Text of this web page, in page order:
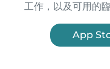
工作，以及可用的
App